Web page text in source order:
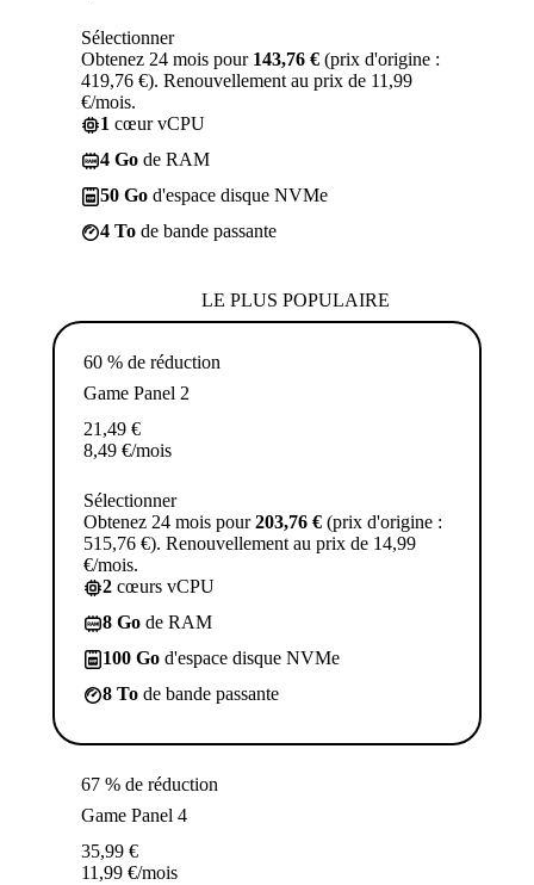
Sélectionner
Obtenez 24 mois pour 143,76 € (prix d'origine :
419,76 €). Renouvellement au prix de 11,99
€/mois.
1 cœur vCPU
4 Go de RAM
50 Go d'espace disque NVMe
4 To de bande passante
LE PLUS POPULAIRE
60 % de réduction
Game Panel 2
21,49 €
8,49 €/mois
Sélectionner
Obtenez 24 mois pour203,76 € (prix d'origine :
515,76 €). Renouvellement au prix de 14,99
€/mois.
2 cœurs vCPU
8 Go de RAM
100 Go d'espace disque NVMe
8 To de bande passante
67 % de réduction
Game Panel 4
35,99 €
11,99 €/mois